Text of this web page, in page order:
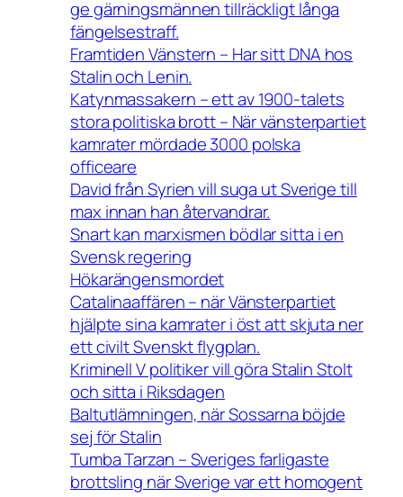
ge gärningsmännen tillräckligt långa
fängelsestraff.
Framtiden Vänstern – Har sitt DNA hos
Stalin och Lenin.
Katynmassakern – ett av 1900-talets
stora politiska brott – När vänsterpartiet
kamrater mördade 3000 polska
officeare
David från Syrien vill suga ut Sverige till
max innan han återvandrar.
Snart kan marxismen bödlar sitta i en
Svensk regering
Hökarängensmordet
Catalinaaffären – när Vänsterpartiet
hjälpte sina kamrater i öst att skjuta ner
ett civilt Svenskt flygplan.
Kriminell V politiker vill göra Stalin Stolt
och sitta i Riksdagen
Baltutlämningen, när Sossarna böjde
sej för Stalin
Tumba Tarzan – Sveriges farligaste
brottsling när Sverige var ett homogent